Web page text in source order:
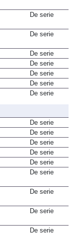
De serie
De serie
De serie
De serie
De serie
De serie
De serie
De serie
De serie
De serie
De serie
De serie
De serie
De serie
De serie
De serie